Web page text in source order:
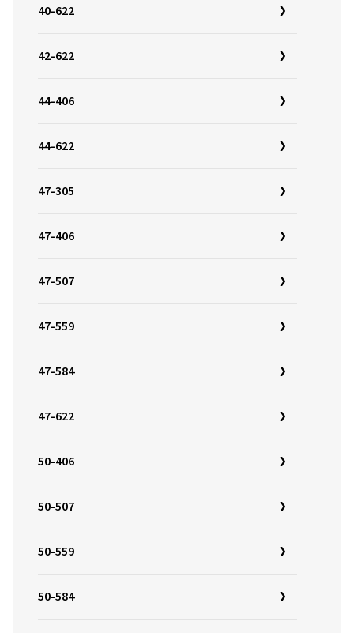
40-622
42-622
44-406
44-622
47-305
47-406
47-507
47-559
47-584
47-622
50-406
50-507
50-559
50-584